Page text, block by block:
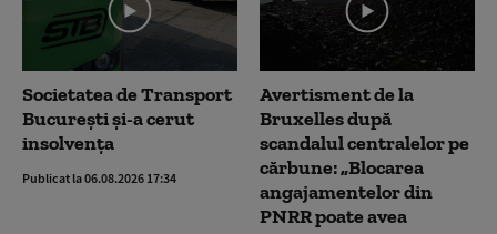
Societatea de Transport
București și-a cerut
insolvența
Publicat la 06.08.2026 17:34
Avertisment de la
Bruxelles după
scandalul centralelor pe
cărbune: „Blocarea
angajamentelor din
PNRR poate avea